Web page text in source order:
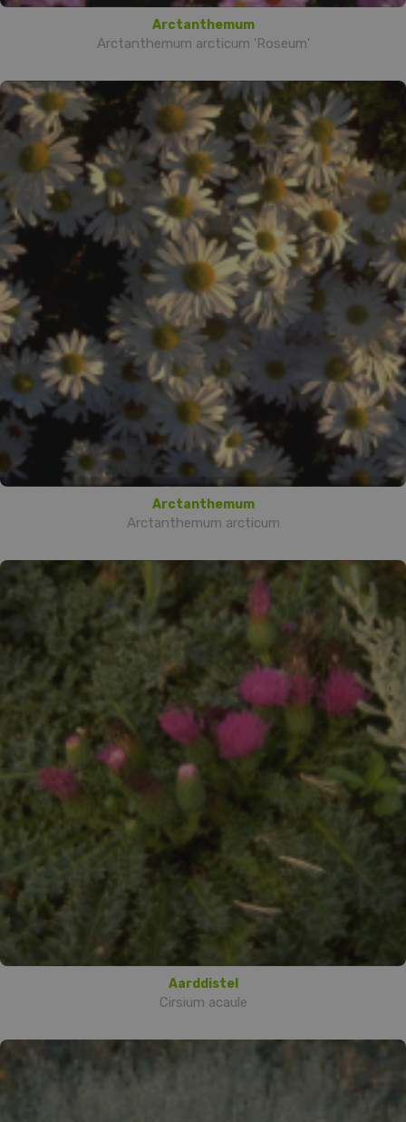
Arctanthemum
Arctanthemum arcticum 'Roseum'
Arctanthemum
Arctanthemum arcticum
Aarddistel
Cirsium acaule